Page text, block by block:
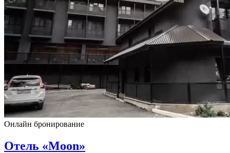
Онлайн бронирование
Отель «Moon»